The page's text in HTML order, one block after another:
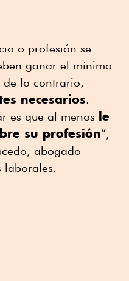
o profesión se
ganar el mínimo
de lo contrario,
necesarios.
es que al menos le
su profesión”,
abogado
laborales.